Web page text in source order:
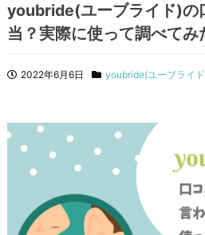
youbride(ユーブライド)の
当？実際に使って調べてみ
2022年6月6日 youbride(ユーブライ